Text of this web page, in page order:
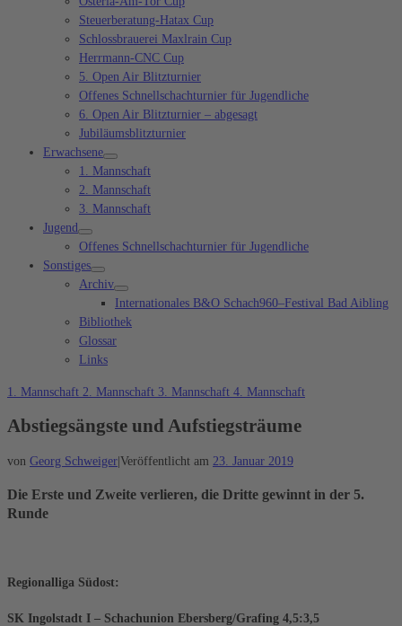
Steuerberatung-Hatax Cup
Schlossbrauerei Maxlrain Cup
Herrmann-CNC Cup
5. Open Air Blitzturnier
Offenes Schnellschachturnier für Jugendliche
6. Open Air Blitzturnier – abgesagt
Jubiläumsblitzturnier
Erwachsene
1. Mannschaft
2. Mannschaft
3. Mannschaft
Jugend
Offenes Schnellschachturnier für Jugendliche
Sonstiges
Archiv
Internationales B&O Schach960–Festival Bad Aibling
Bibliothek
Glossar
Links
1. Mannschaft 2. Mannschaft 3. Mannschaft 4. Mannschaft
Abstiegsängste und Aufstiegsträume
von Georg Schweiger|Veröffentlicht am 23. Januar 2019
Die Erste und Zweite verlieren, die Dritte gewinnt in der 5.
Runde
Regionalliga Südost:
SK Ingolstadt I – Schachunion Ebersberg/Grafing 4,5:3,5